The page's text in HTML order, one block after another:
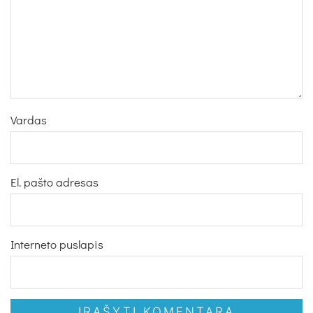
Vardas
El. pašto adresas
Interneto puslapis